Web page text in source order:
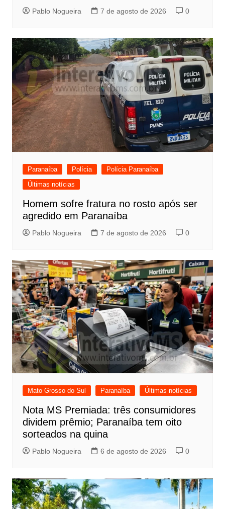
Pablo Nogueira 7 de agosto de 2026 0
Paranaíba Polícia
Polícia Paranaíba
Últimas notícias
Homem sofre fratura no rosto após ser
agredido em Paranaíba
Pablo Nogueira 7 de agosto de 2026 0
Mato Grosso do Sul Paranaíba Últimas notícias
Nota MS Premiada: três consumidores
dividem prêmio; Paranaíba tem oito
sorteados na quina
Pablo Nogueira 6 de agosto de 2026 0